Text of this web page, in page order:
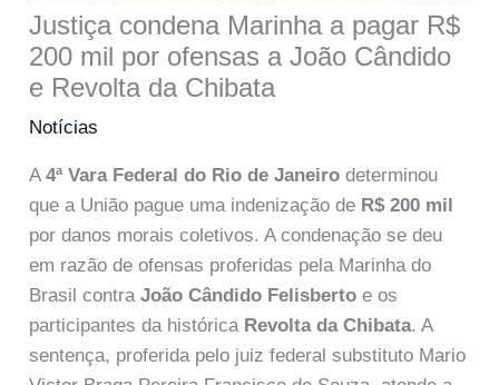
Justiça condena Marinha a pagar R$
200 mil por ofensas a João Cândido
e Revolta da Chibata
Notícias
A4ª Vara Federal do Rio de Janeiro determinou
que a União pague uma indenização de R$ 200 mil
por danos morais coletivos. A condenação se deu
em razão de ofensas proferidas pela Marinha do
Brasil contraJoão Cândido Felisberto e os
participantes da histórica Revolta da Chibata. A
sentença, proferida pelo juiz federal substituto Mario